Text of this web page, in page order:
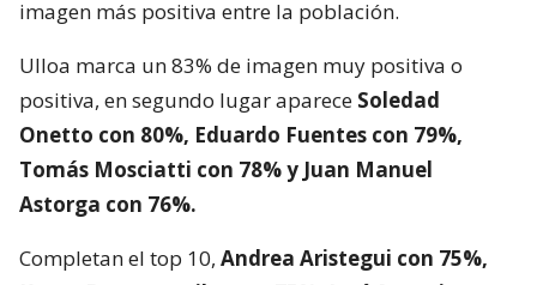
imagen más positiva entre la población.
Ulloa marca un 83% de imagen muy positiva o
positiva, en segundo lugar aparece Soledad
Onetto con 80%, Eduardo Fuentes con 79%,
Tomás Mosciatti con 78% y Juan Manuel
Astorga con 76%.
Completan el top 10, Andrea Aristegui con 75%,